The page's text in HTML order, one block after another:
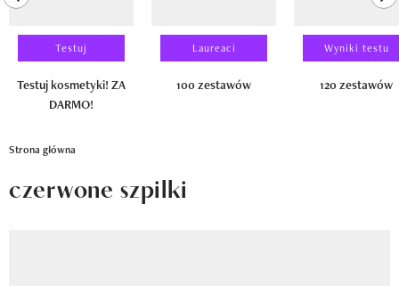
Testuj
Testuj kosmetyki! ZA
DARMO!
Laureaci
100 zestawów
Wyniki testu
120 zestawów
Strona główna
czerwone szpilki